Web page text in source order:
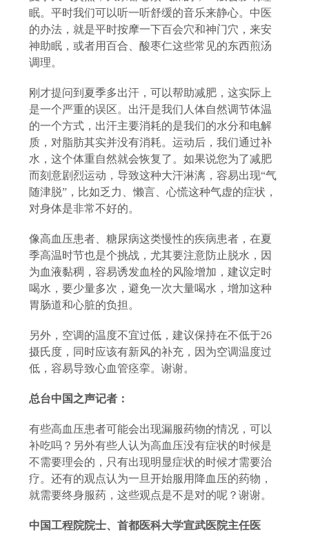
眠。平时我们可以听一听舒缓的音乐来静心。中医
的办法，就是平时按摩一下百会穴和神门穴，来安
神助眠，或者用百合、酸枣仁这些常见的东西煎汤
调理。
刚才提问到夏季多出汗，可以帮助减肥，这实际上
是一个严重的误区。出汗是我们人体自然调节体温
的一个方式，出汗主要消耗的是我们的水分和电解
质，对脂肪其实并没有消耗。运动后，我们通过补
水，这个体重自然就会恢复了。如果说您为了减肥
而刻意剧烈运动，导致这种大汗淋漓，容易出现“气
随津脱”，比如乏力、懒言、心慌这种气虚的症状，
对身体是非常不好的。
像高血压患者、糖尿病这类慢性的疾病患者，在夏
季高温时节也是个挑战，尤其要注意防止脱水，因
为血液黏稠，容易诱发血栓的风险增加，建议定时
喝水，要少量多次，避免一次大量喝水，增加这种
胃肠道和心脏的负担。
另外，空调的温度不宜过低，建议保持在不低于26
摄氏度，同时应该有新风的补充，因为空调温度过
低，容易导致心血管痉挛。谢谢。
总台中国之声记者：
有些高血压患者可能会出现漏服药物的情况，可以
补吃吗？另外有些人认为高血压没有症状的时候是
不需要理会的，只有出现明显症状的时候才需要治
疗。还有的观点认为一旦开始服用降血压的药物，
就需要终身服药，这些观点是不是对的呢？谢谢。
中国工程院院士、首都医科大学宣武医院主任医